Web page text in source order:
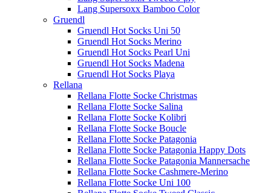
Lang Supersoxx Bamboo Color
Gruendl
Gruendl Hot Socks Uni 50
Gruendl Hot Socks Merino
Gruendl Hot Socks Pearl Uni
Gruendl Hot Socks Madena
Gruendl Hot Socks Playa
Rellana
Rellana Flotte Socke Christmas
Rellana Flotte Socke Salina
Rellana Flotte Socke Kolibri
Rellana Flotte Socke Boucle
Rellana Flotte Socke Patagonia
Rellana Flotte Socke Patagonia Happy Dots
Rellana Flotte Socke Patagonia Mannersache
Rellana Flotte Socke Cashmere-Merino
Rellana Flotte Socke Uni 100